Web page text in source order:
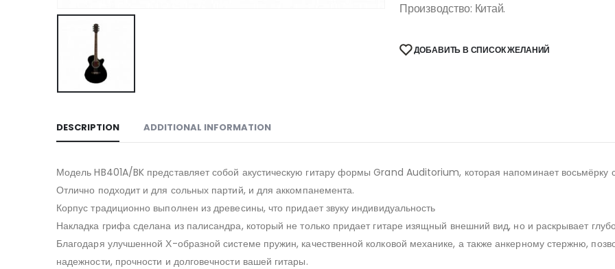
Производство: Китай.
ДОБАВИТЬ В СПИСОК ЖЕЛАНИЙ
DESCRIPTION ADDITIONAL INFORMATION
Модель HB401A/BK представляет собой акустическую гитару формы Grand Auditorium, которая напоминает восьмёрку
Отлично подходит и для сольных партий, и для аккомпанемента.
Корпус традиционно выполнен из древесины, что придает звуку индивидуальность
Накладка грифа сделана из палисандра, который не только придает гитаре изящный внешний вид, но и раскрывает
Благодаря улучшенной Х-образной системе пружин, качественной колковой механике, а также анкерному стержню,
надежности, прочности и долговечности вашей гитары.